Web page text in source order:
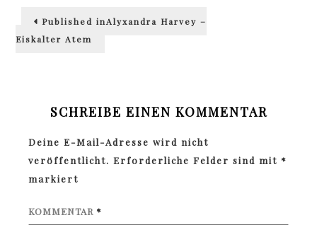
Beitragsnavigation
Published inAlyxandra Harvey –
Eiskalter Atem
SCHREIBE EINEN KOMMENTAR
Deine E-Mail-Adresse wird nicht
veröffentlicht. Erforderliche Felder sind mit *
markiert
KOMMENTAR *